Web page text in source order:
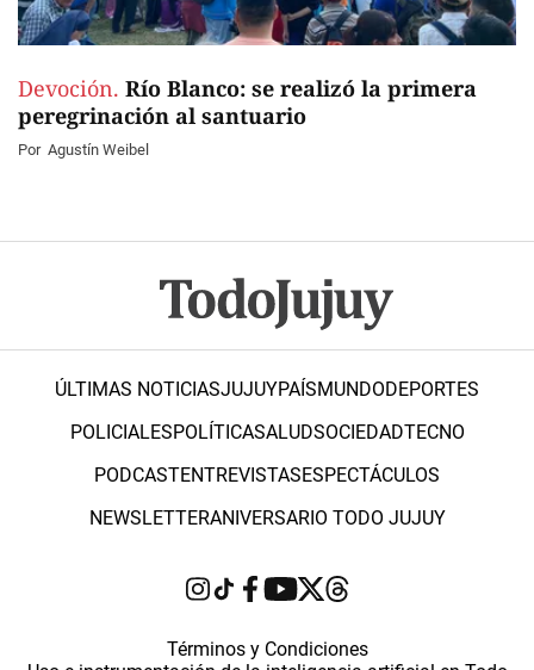
Devoción. Río Blanco: se realizó la primera
peregrinación al santuario
Por Agustín Weibel
ÚLTIMAS NOTICIASJUJUYPAÍSMUNDODEPORTES
POLICIALESPOLÍTICASALUDSOCIEDADTECNO
PODCASTENTREVISTASESPECTÁCULOS
NEWSLETTERANIVERSARIO TODO JUJUY
Términos y Condiciones